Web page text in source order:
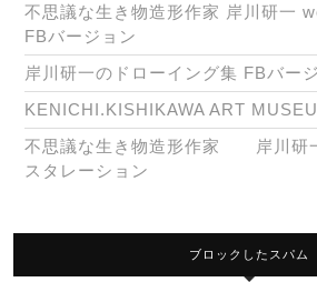
不思議な生き物造形作家 岸川研一
FBバージョン
岸川研一のドローイング集 FBバー
KENICHI.KISHIKAWA ART
不思議な生き物造形作家 岸川研
スタレーション
ブロックしたスパム